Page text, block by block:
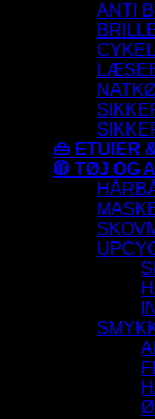
ANTI
👜 ETUIER
🧥 TØJ OG